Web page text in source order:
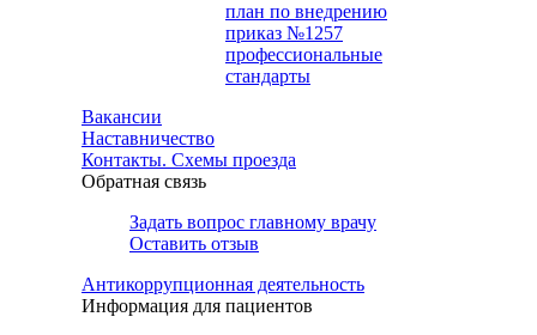
план по внедрению
приказ №1257
профессиональные
стандарты
Вакансии
Наставничество
Контакты. Схемы проезда
Обратная связь
Задать вопрос главному врачу
Оставить отзыв
Антикоррупционная деятельность
Информация для пациентов